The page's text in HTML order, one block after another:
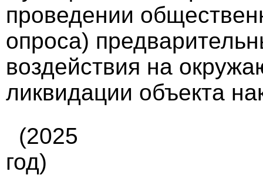
проведении
опроса)
воздействия на
ликвидации объекта
(2025
год)